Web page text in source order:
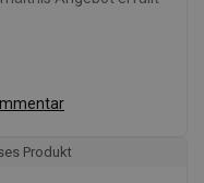
Produkt